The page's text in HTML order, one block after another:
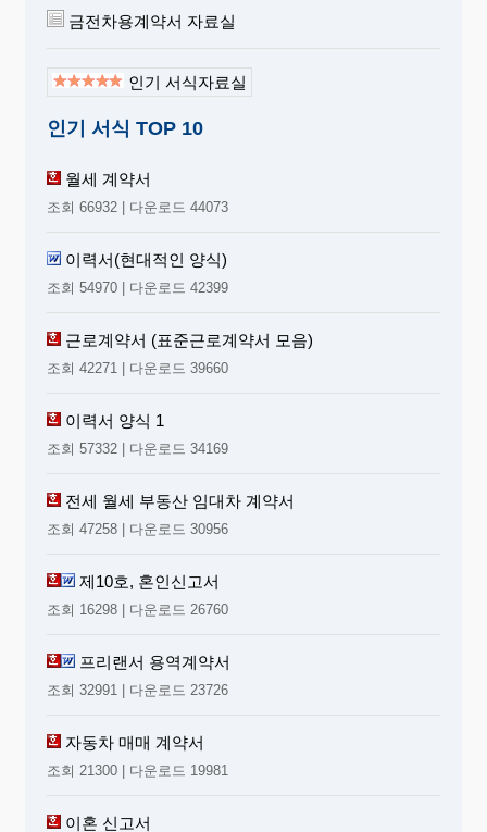
금전차용계약서 자료실
인기 서식자료실
인기 서식 TOP 10
월세 계약서
조회 66932 | 다운로드 44073
이력서(현대적인 양식)
조회 54970 | 다운로드 42399
근로계약서 (표준근로계약서 모음)
조회 42271 | 다운로드 39660
이력서 양식 1
조회 57332 | 다운로드 34169
전세 월세 부동산 임대차 계약서
조회 47258 | 다운로드 30956
제10호, 혼인신고서
조회 16298 | 다운로드 26760
프리랜서 용역계약서
조회 32991 | 다운로드 23726
자동차 매매 계약서
조회 21300 | 다운로드 19981
이혼 신고서